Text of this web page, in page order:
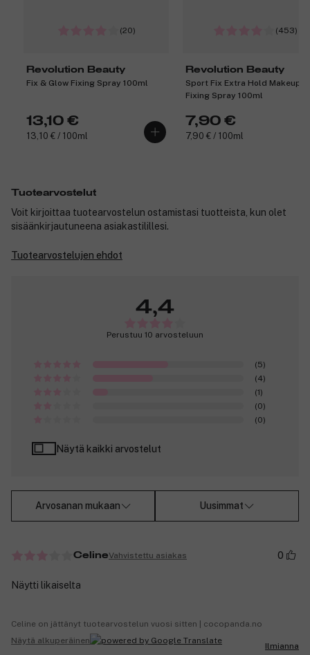
(20)
Revolution Beauty
Fix & Glow Fixing Spray 100ml
13,10 €
13,10 € / 100ml
(453)
Revolution Beauty
Sport Fix Extra Hold Makeup
Fixing Spray 100ml
7,90 €
7,90 € / 100ml
Tuotearvostelut
Voit kirjoittaa tuotearvostelun ostamistasi tuotteista, kun olet
sisäänkirjautuneena asiakastilillesi.
Tuotearvostelujen ehdot
4,4
Perustuu 10 arvosteluun
(5)
(4)
(1)
(0)
(0)
Näytä kaikki arvostelut
Arvosanan mukaan Uusimmat
CelineVahvistettu asiakas 0
Näytti likaiselta
Celine on jättänyt tuotearvostelun vuosi sitten | cocopanda.no
Näytä alkuperäinen
Ilmianna